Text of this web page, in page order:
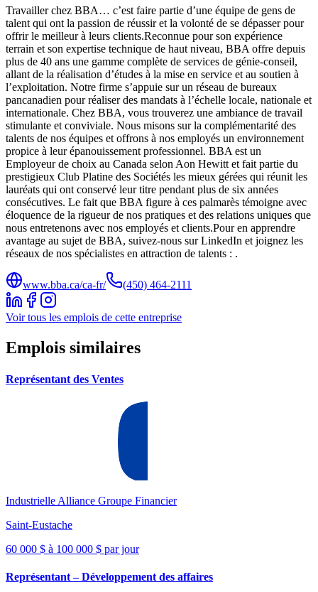
Travailler chez BBA… c’est faire partie d’une équipe de gens de
talent qui ont la passion de réussir et la volonté de se dépasser pour
offrir le meilleur à leurs clients.Reconnue pour son expérience
terrain et son expertise technique de haut niveau, BBA offre depuis
plus de 40 ans une gamme complète de services de génie-conseil,
allant de la réalisation d’études à la mise en service et au soutien à
l’exploitation. Notre firme s’appuie sur un réseau de bureaux
pancanadien pour réaliser des mandats à l’échelle locale, nationale et
internationale. Chez BBA, vous trouverez une ambiance de travail
stimulante et conviviale. Nous misons sur la complémentarité des
talents de nos équipes et offrons à nos employés un environnement
propice à leur épanouissement professionnel. BBA est un
Employeur de choix au Canada selon Aon Hewitt et fait partie du
prestigieux Club Platine des Sociétés les mieux gérées qui réunit les
lauréats qui ont conservé leur titre pendant plus de six années
consécutives. Le fait que BBA figure à ces palmarès témoigne avec
éloquence de la rigueur de nos pratiques et des relations uniques que
nous entretenons avec nos employés et clients.Pour en apprendre
avantage au sujet de BBA, suivez-nous sur LinkedIn et joignez les
réseaux de nos spécialistes en attraction de talents : .
www.bba.ca/ca-fr/ (450) 464-2111
Voir tous les emplois de cette entreprise
Emplois similaires
Représentant des Ventes
Industrielle Alliance Groupe Financier
Saint-Eustache
60 000 $ à 100 000 $ par jour
Représentant – Développement des affaires